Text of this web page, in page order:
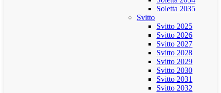
Soletta 2035
Svitto
Svitto 2025
Svitto 2026
Svitto 2027
Svitto 2028
Svitto 2029
Svitto 2030
Svitto 2031
Svitto 2032